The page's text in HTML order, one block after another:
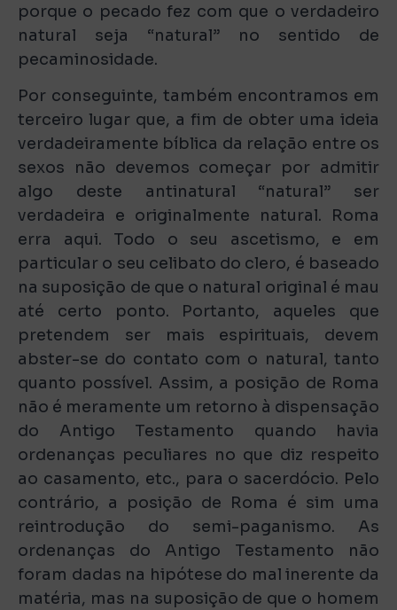
porque o pecado fez com que o verdadeiro
natural seja “natural” no sentido de
pecaminosidade.
Por conseguinte, também encontramos em
terceiro lugar que, a fim de obter uma ideia
verdadeiramente bíblica da relação entre os
sexos não devemos começar por admitir
algo deste antinatural “natural” ser
verdadeira e originalmente natural. Roma
erra aqui. Todo o seu ascetismo, e em
particular o seu celibato do clero, é baseado
na suposição de que o natural original é mau
até certo ponto. Portanto, aqueles que
pretendem ser mais espirituais, devem
abster-se do contato com o natural, tanto
quanto possível. Assim, a posição de Roma
não é meramente um retorno à dispensação
do Antigo Testamento quando havia
ordenanças peculiares no que diz respeito
ao casamento, etc., para o sacerdócio. Pelo
contrário, a posição de Roma é sim uma
reintrodução do semi-paganismo. As
ordenanças do Antigo Testamento não
foram dadas na hipótese do mal inerente da
matéria, mas na suposição de que o homem